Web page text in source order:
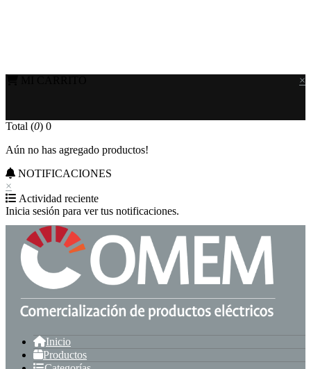
×
Total (0) 0
Aún no has agregado productos!
NOTIFICACIONES
×
Actividad reciente
Inicia sesión para ver tus notificaciones.
Inicio
Productos